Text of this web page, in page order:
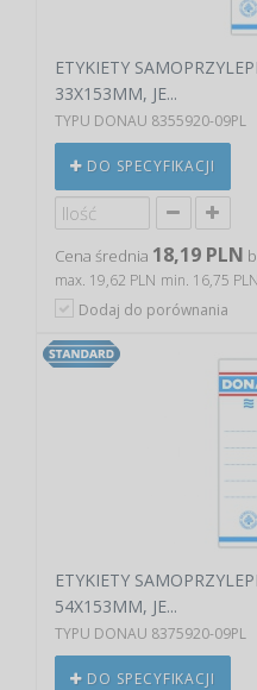
ETYKIETY
33X153MM, JE...
TYPU DONAU 8355920-09PL
DO SPECYFIKACJI
Cena średnia 18,19 PLN
max. 19,62 PLN min. 16,75 PLN
Dodaj do porównania
ETYKIETY
54X153MM, JE...
TYPU DONAU 8375920-09PL
DO SPECYFIKACJI